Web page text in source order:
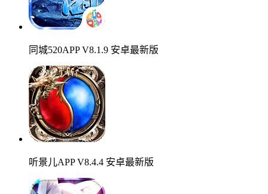
同城520APP V8.1.9 安卓最新版
听景儿APP V8.4.4 安卓最新版